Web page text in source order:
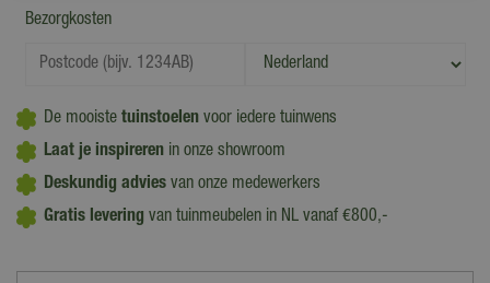
Bezorgkosten
De mooiste tuinstoelen voor iedere tuinwens
Laat je inspireren in onze showroom
Deskundig advies van onze medewerkers
Gratis levering van tuinmeubelen in NL vanaf €800,-